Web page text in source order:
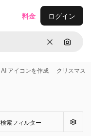
消去 画像で
料金 ログイン
AI アイコンを作成 クリスマス
検索フィルター